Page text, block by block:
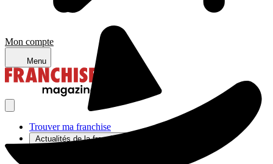
Mon compte
Menu
Trouver ma franchise
Actualités de la franchise